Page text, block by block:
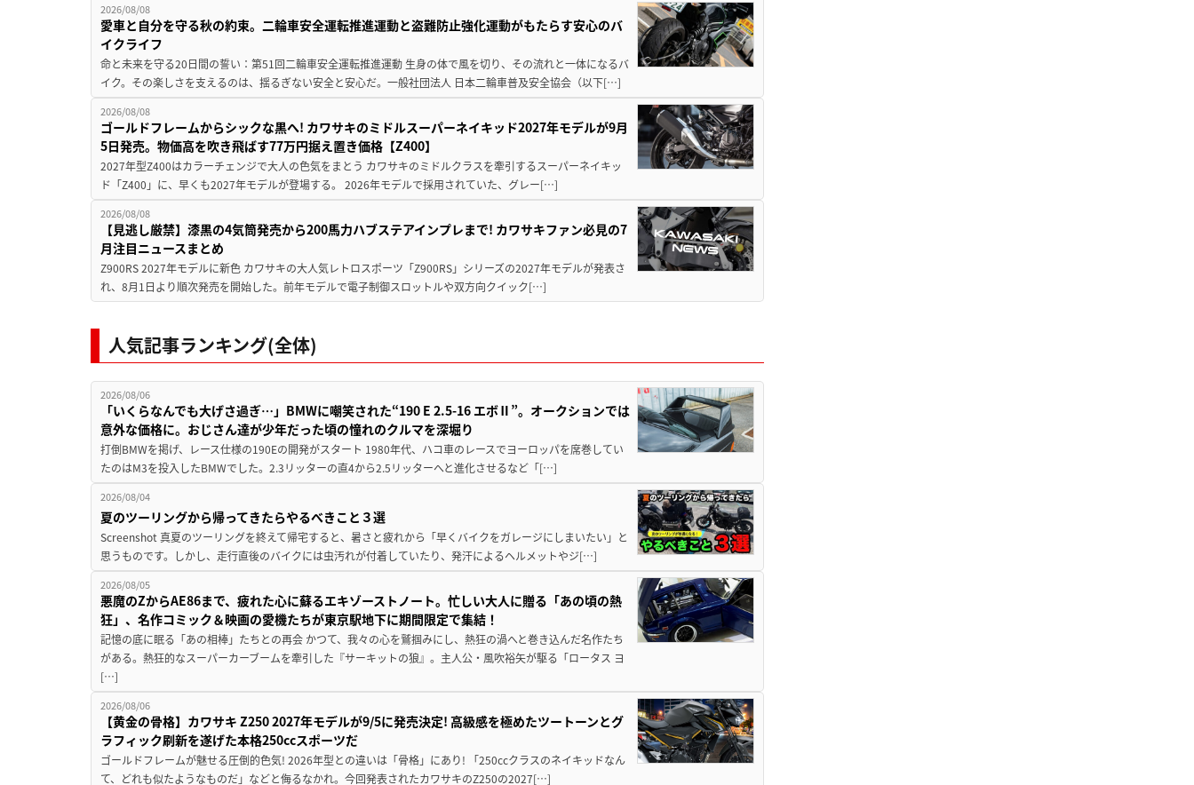
2026/08/08
愛車と自分を守る秋の約束。二輪車安全運転推進運動と盗難防止強化運動がもたらす安心のバ
イクライフ
命と未来を守る20日間の誓い：第51回二輪車安全運転推進運動 生身の体で風を切り、その流れと一体になるバ
イク。その楽しさを支えるのは、揺るぎない安全と安心だ。一般社団法人 日本二輪車普及安全協会（以下[…]
2026/08/08
ゴールドフレームからシックな黒へ! カワサキのミドルスーパーネイキッド2027年モデルが9月
5日発売。物価高を吹き飛ばす77万円据え置き価格【Z400】
2027年型Z400はカラーチェンジで大人の色気をまとう カワサキのミドルクラスを牽引するスーパーネイキッ
ド「Z400」に、早くも2027年モデルが登場する。 2026年モデルで採用されていた、グレー[…]
2026/08/08
【見逃し厳禁】漆黒の4気筒発売から200馬力ハブステアインプレまで! カワサキファン必見の7
月注目ニュースまとめ
Z900RS 2027年モデルに新色 カワサキの大人気レトロスポーツ「Z900RS」シリーズの2027年モデルが発表さ
れ、8月1日より順次発売を開始した。前年モデルで電子制御スロットルや双方向クイック[…]
人気記事ランキング(全体)
2026/08/06
「いくらなんでも大げさ過ぎ…」BMWに嘲笑された“190 E 2.5-16 エボⅡ”。オークションでは
意外な価格に。おじさん達が少年だった頃の憧れのクルマを深堀り
打倒BMWを掲げ、レース仕様の190Eの開発がスタート 1980年代、ハコ車のレースでヨーロッパを席巻してい
たのはM3を投入したBMWでした。2.3リッターの直4から2.5リッターへと進化させるなど「[…]
2026/08/04
夏のツーリングから帰ってきたらやるべきこと３選
Screenshot 真夏のツーリングを終えて帰宅すると、暑さと疲れから「早くバイクをガレージにしまいたい」と
思うものです。しかし、走行直後のバイクには虫汚れが付着していたり、発汗によるヘルメットやジ[…]
2026/08/05
悪魔のZからAE86まで、疲れた心に蘇るエキゾーストノート。忙しい大人に贈る「あの頃の熱
狂」、名作コミック＆映画の愛機たちが東京駅地下に期間限定で集結！
記憶の底に眠る「あの相棒」たちとの再会 かつて、我々の心を鷲掴みにし、熱狂の渦へと巻き込んだ名作たち
がある。熱狂的なスーパーカーブームを牽引した『サーキットの狼』。主人公・風吹裕矢が駆る「ロータス ヨ
[…]
2026/08/06
【黄金の骨格】カワサキ Z250 2027年モデルが9/5に発売決定! 高級感を極めたツートーンとグ
ラフィック刷新を遂げた本格250ccスポーツだ
ゴールドフレームが魅せる圧倒的色気! 2026年型との違いは「骨格」にあり! 「250ccクラスのネイキッドなん
て、どれも似たようなものだ」などと侮るなかれ。今回発表されたカワサキのZ250の2027[…]